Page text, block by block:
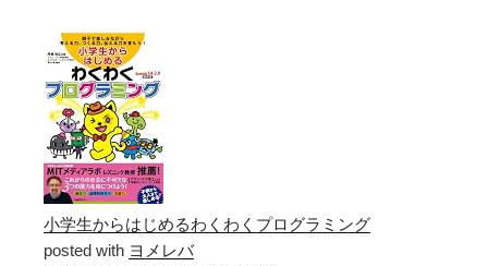
小学生からはじめるわくわくプログラミング
posted with ヨメレバ